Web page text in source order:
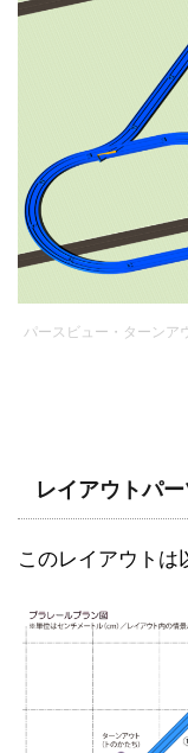
パースビュー・ターンア
レイアウトパ
このレイアウトは